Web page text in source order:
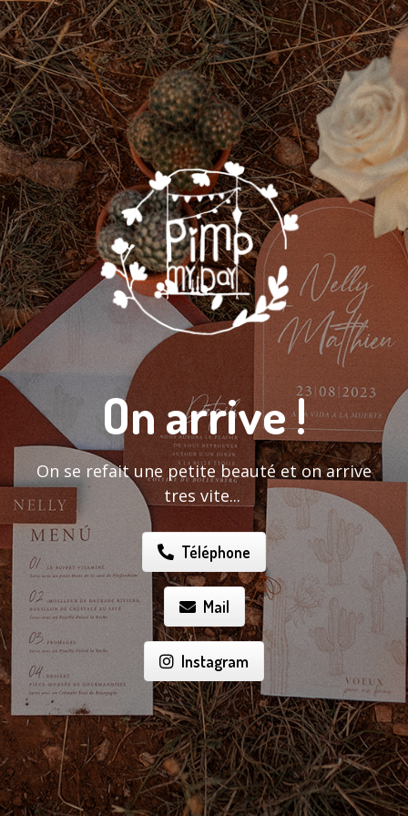
On arrive !
On se refait une petite beauté et on arrive
tres vite...
Téléphone
Mail
Instagram